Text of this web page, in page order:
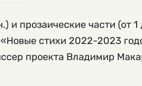
и прозаические части (от 1
стихи 2022-2023
проекта Владимир